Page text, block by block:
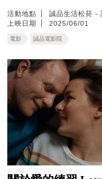
活動地點
誠品生活松菸 -
上映日期
2025/06/01
電影 誠品電影院